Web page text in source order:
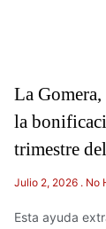
La
la
trimestre
Julio 2, 2026 No
Esta ayuda